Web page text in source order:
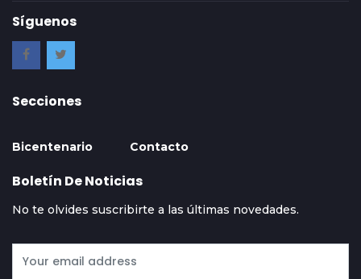
Síguenos
Secciones
Bicentenario Contacto
Boletín De Noticias
No te olvides suscribirte a las últimas novedades.